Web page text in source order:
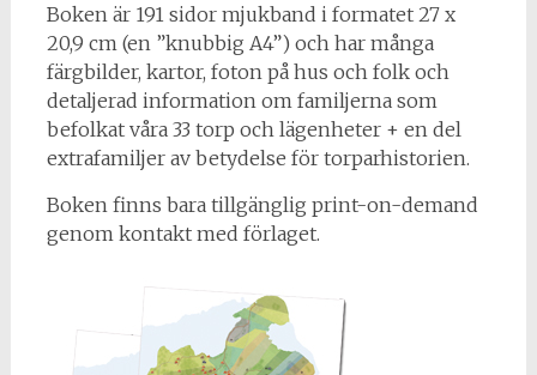
Boken är 191 sidor mjukband i formatet 27 x
20,9 cm (en ”knubbig A4”) och har många
färgbilder, kartor, foton på hus och folk och
detaljerad information om familjerna som
befolkat våra 33 torp och lägenheter + en del
extrafamiljer av betydelse för torparhistorien.
Boken finns bara tillgänglig print-on-demand
genom kontakt med förlaget.